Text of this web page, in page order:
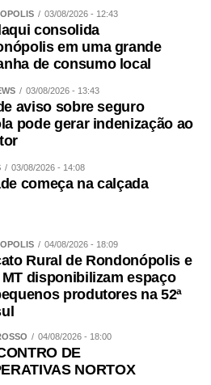
política, nessa época
à violência contra
nunca chega até onde nós
essa pauta deve avançar na
violência que tem acontecido
de tudo, precisamos dar crédito
os dias.
LinkedIn
Share
03/08/2026 - 12:43
consolida
em uma grande
de consumo local
03/08/2026 - 13:43
aviso sobre seguro
pode gerar indenização ao
03/08/2026 - 14:08
começa na calçada
04/08/2026 - 18:09
Rural de Rondonópolis e
MT disponibilizam espaço
produtores na 52ª
04/08/2026 - 18:00
DE
NORTOX